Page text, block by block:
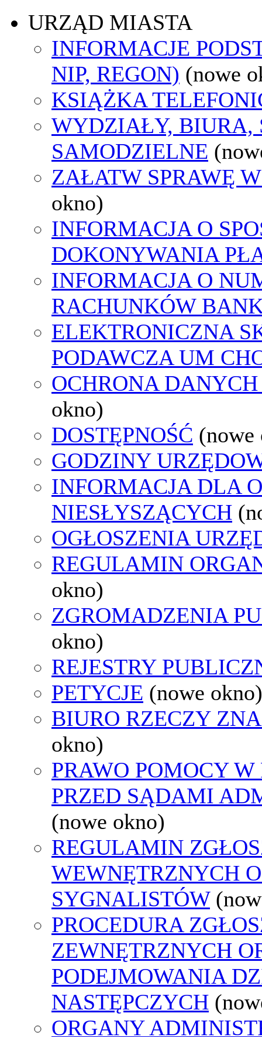
URZĄD MIASTA
INFORMACJE
NIP, REGON) (nowe
KSIĄŻKA
WYDZIAŁY, BIURA,
SAMODZIELNE
ZAŁATW SPRAWĘ
okno)
INFORMACJA O
DOKONYWANIA
INFORMACJA O
RACHUNKÓW
ELEKTRONICZNA
PODAWCZA UM
OCHRONA
okno)
DOSTĘPNOŚĆ (nowe
GODZINY
INFORMACJA DLA
NIESŁYSZĄCYCH
OGŁOSZENIA
REGULAMIN
okno)
ZGROMADZENIA
okno)
REJESTRY
PETYCJE (nowe okno)
BIURO RZECZY
okno)
PRAWO POMOCY
PRZED SĄDAMI
(nowe okno)
REGULAMIN
WEWNĘTRZNYCH
SYGNALISTÓW
PROCEDURA
ZEWNĘTRZNYCH
PODEJMOWANIA
NASTĘPCZYCH
ORGANY